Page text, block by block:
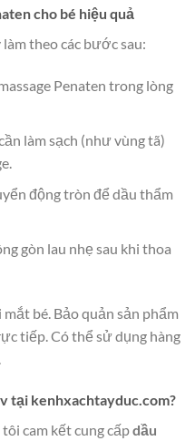
cho bé hiệu quả
theo các bước sau:
Penaten trong lòng
làm sạch (như vùng tã)
động tròn để dầu thẩm
gòn lau nhẹ sau khi thoa
bé. Bảo quản sản phẩm
tiếp. Có thể sử dụng hàng
tại kenhxachtayduc.com?
tôi cam kết cung cấpdầu